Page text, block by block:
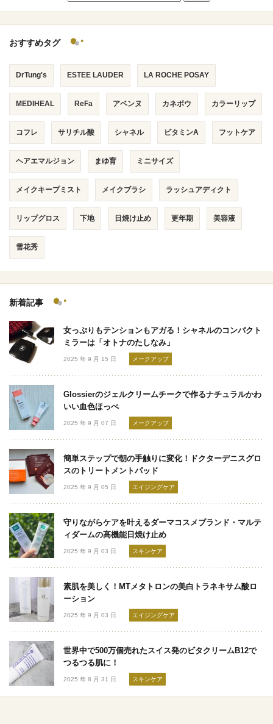
おすすめタグ
DrTung's ESTEE LAUDER LA ROCHE POSAY
MEDIHEAL ReFa アベンヌ カネボウ カラーリップ
コフレ サリチル酸 シャネル ビタミンA フットケア
ヘアエマルジョン まゆ育 ミニサイズ
メイクキープミスト メイクブラシ ラッシュアディクト
リップグロス 下地 日焼け止め 更年期 美容液
雪花秀
新着記事
女っぷりもテンションもアガる！シャネルのコンパクト
ミラーは「オトナのたしなみ」
2025 年 9 月 15 日 メークアップ
Glossierのジェルクリームチークで作るナチュラルかわ
いい血色ほっぺ
2025 年 9 月 07 日 メークアップ
簡単ステップで朝の手触りに変化！ドクターデニスグロ
スのトリートメントパッド
2025 年 9 月 05 日 エイジングケア
守りながらケアを叶えるダーマコスメブランド・マルテ
ィダームの高機能日焼け止め
2025 年 9 月 03 日 スキンケア
素肌を美しく！MTメタトロンの美白トラネキサム酸ロ
ーション
2025 年 9 月 03 日 エイジングケア
世界中で500万個売れたスイス発のビタクリームB12で
つるつる肌に！
2025 年 8 月 31 日 スキンケア